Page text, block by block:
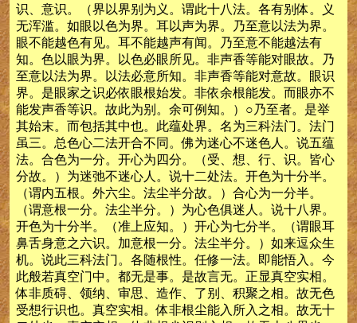
识、意识。（界以界别为义。谓此十八法。各有别体。义
无浑滥。如眼以色为界。耳以声为界。乃至意以法为界。
眼不能越色有见。耳不能越声有闻。乃至意不能越法有
知。色以眼为界。以色必眼所见。非声香等能对眼故。乃
至意以法为界。以法必意所知。非声香等能对意故。眼识
界。是眼家之识必依眼根始发。非依余根能发。而眼亦不
能发声香等识。故此为别。余可例知。）○乃至者。是举
其始末。而包括其中也。此蕴处界。名为三科法门。法门
虽三。总色心二法开合不同。佛为迷心不迷色人。说五蕴
法。合色为一分。开心为四分。（受、想、行、识。皆心
分故。）为迷弛不迷心人。说十二处法。开色为十分半。
（谓内五根。外六尘。法尘半分故。）合心为一分半。
（谓意根一分。法尘半分。）为心色俱迷人。说十八界。
开色为十分半。（准上应知。）开心为七分半。（谓眼耳
鼻舌身意之六识。加意根一分。法尘半分。）如来逗众生
机。说此三科法门。各随根性。任修一法。即能悟入。今
此般若真空门中。都无是事。是故言无。正显真空实相。
体非质碍、领纳、审思、造作、了别、积聚之相。故无色
受想行识也。真空实相。体非根尘能入所入之相。故无十